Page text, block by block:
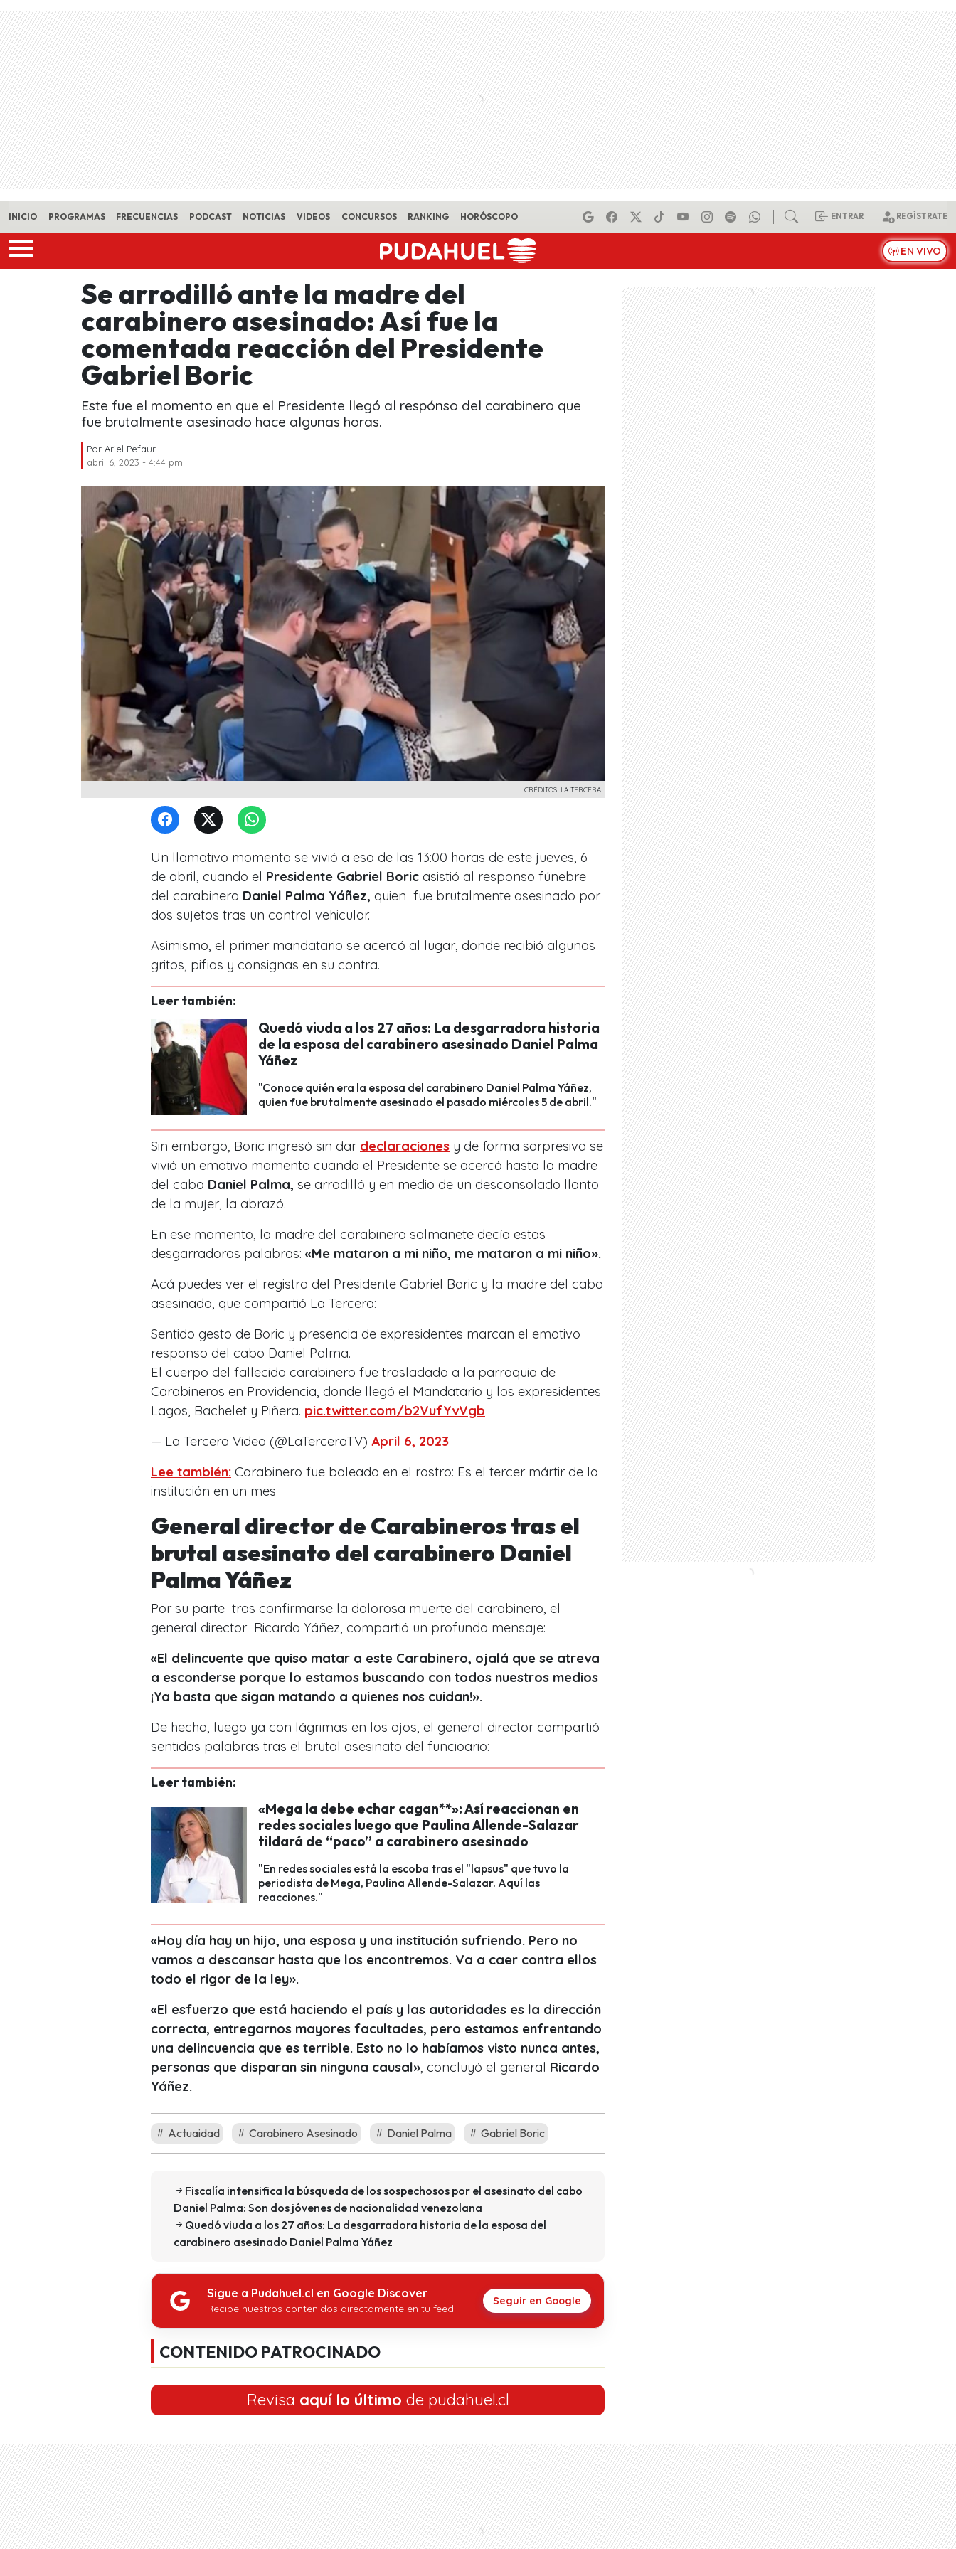
Skip to main content
INICIO PROGRAMAS FRECUENCIAS PODCAST NOTICIAS VIDEOS CONCURSOS RANKING HORÓSCOPO ENTRAR REGÍSTRATE
EN VIVO
Se arrodilló ante la madre del
carabinero asesinado: Así fue la
comentada reacción del Presidente
Gabriel Boric
Este fue el momento en que el Presidente llegó al respónso del carabinero que
fue brutalmente asesinado hace algunas horas.
Por Ariel Pefaur
abril 6, 2023 - 4:44 pm
CRÉDITOS: LA TERCERA
Un llamativo momento se vivió a eso de las 13:00 horas de este jueves, 6
de abril, cuando el Presidente Gabriel Boric asistió al responso fúnebre
del carabinero Daniel Palma Yáñez, quien fue brutalmente asesinado por
dos sujetos tras un control vehicular.
Asimismo, el primer mandatario se acercó al lugar, donde recibió algunos
gritos, pifias y consignas en su contra.
Leer también:
Quedó viuda a los 27 años: La desgarradora historia
de la esposa del carabinero asesinado Daniel Palma
Yáñez
"Conoce quién era la esposa del carabinero Daniel Palma Yáñez,
quien fue brutalmente asesinado el pasado miércoles 5 de abril."
Sin embargo, Boric ingresó sin dar declaraciones y de forma sorpresiva se
vivió un emotivo momento cuando el Presidente se acercó hasta la madre
del cabo Daniel Palma, se arrodilló y en medio de un desconsolado llanto
de la mujer, la abrazó.
En ese momento, la madre del carabinero solmanete decía estas
desgarradoras palabras: «Me mataron a mi niño, me mataron a mi niño».
Acá puedes ver el registro del Presidente Gabriel Boric y la madre del cabo
asesinado, que compartió La Tercera:
Sentido gesto de Boric y presencia de expresidentes marcan el emotivo
responso del cabo Daniel Palma.
El cuerpo del fallecido carabinero fue trasladado a la parroquia de
Carabineros en Providencia, donde llegó el Mandatario y los expresidentes
Lagos, Bachelet y Piñera. pic.twitter.com/b2VufYvVgb
— La Tercera Video (@LaTerceraTV) April 6, 2023
Lee también: Carabinero fue baleado en el rostro: Es el tercer mártir de la
institución en un mes
General director de Carabineros tras el
brutal asesinato del carabinero Daniel
Palma Yáñez
Por su parte tras confirmarse la dolorosa muerte del carabinero, el
general director Ricardo Yáñez, compartió un profundo mensaje:
«El delincuente que quiso matar a este Carabinero, ojalá que se atreva
a esconderse porque lo estamos buscando con todos nuestros medios
¡Ya basta que sigan matando a quienes nos cuidan!».
De hecho, luego ya con lágrimas en los ojos, el general director compartió
sentidas palabras tras el brutal asesinato del funcioario:
Leer también:
«Mega la debe echar cagan**»: Así reaccionan en
redes sociales luego que Paulina Allende-Salazar
tildará de “paco” a carabinero asesinado
"En redes sociales está la escoba tras el "lapsus" que tuvo la
periodista de Mega, Paulina Allende-Salazar. Aquí las
reacciones."
«Hoy día hay un hijo, una esposa y una institución sufriendo. Pero no
vamos a descansar hasta que los encontremos. Va a caer contra ellos
todo el rigor de la ley».
«El esfuerzo que está haciendo el país y las autoridades es la dirección
correcta, entregarnos mayores facultades, pero estamos enfrentando
una delincuencia que es terrible. Esto no lo habíamos visto nunca antes,
personas que disparan sin ninguna causal» concluyó el general Ricardo
Yáñez.
Actuaidad Carabinero Asesinado Daniel Palma Gabriel Boric
Fiscalía intensifica la búsqueda de los sospechosos por el asesinato del cabo
Daniel Palma: Son dos jóvenes de nacionalidad venezolana
Quedó viuda a los 27 años: La desgarradora historia de la esposa del
carabinero asesinado Daniel Palma Yáñez
Sigue a Pudahuel.cl en Google Discover
Recibe nuestros contenidos directamente en tu feed.
Seguir en Google
CONTENIDO PATROCINADO
Revisa aquí lo último de pudahuel.cl